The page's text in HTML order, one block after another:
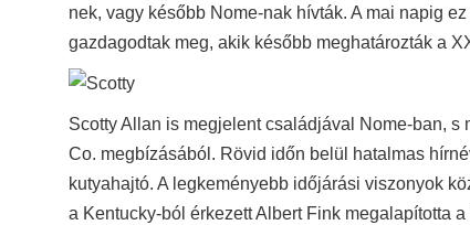
nek, vagy később Nome-nak hívták. A mai napig
gazdagodtak meg, akik később meghatározták a
Scotty Allan is megjelent családjával Nome-ban,
Co. megbízásából. Rövid időn belül hatalmas
kutyahajtó. A legkeményebb időjárási viszonyok
a Kentucky-ból érkezett Albert Fink megalapította